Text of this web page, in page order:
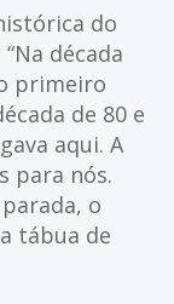
do
década
primeiro
de 80 e
aqui. A
para nós.
o
tábua de